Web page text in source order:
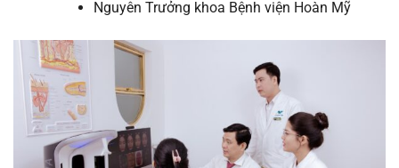
Nguyên Trưởng khoa Bệnh viện Hoàn Mỹ